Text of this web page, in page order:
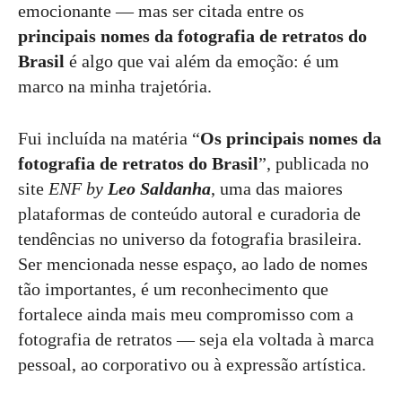
emocionante — mas ser citada entre os
principais nomes da fotografia de retratos do
Brasil é algo que vai além da emoção: é um
marco na minha trajetória.
Fui incluída na matéria “Os principais nomes da
fotografia de retratos do Brasil”, publicada no
site ENF by Leo Saldanha, uma das maiores
plataformas de conteúdo autoral e curadoria de
tendências no universo da fotografia brasileira.
Ser mencionada nesse espaço, ao lado de nomes
tão importantes, é um reconhecimento que
fortalece ainda mais meu compromisso com a
fotografia de retratos — seja ela voltada à marca
pessoal, ao corporativo ou à expressão artística.